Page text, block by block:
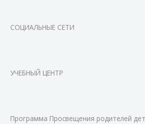
СОЦИАЛЬНЫЕ СЕТИ
УЧЕБНЫЙ ЦЕНТР
Программа Просвещения родителей